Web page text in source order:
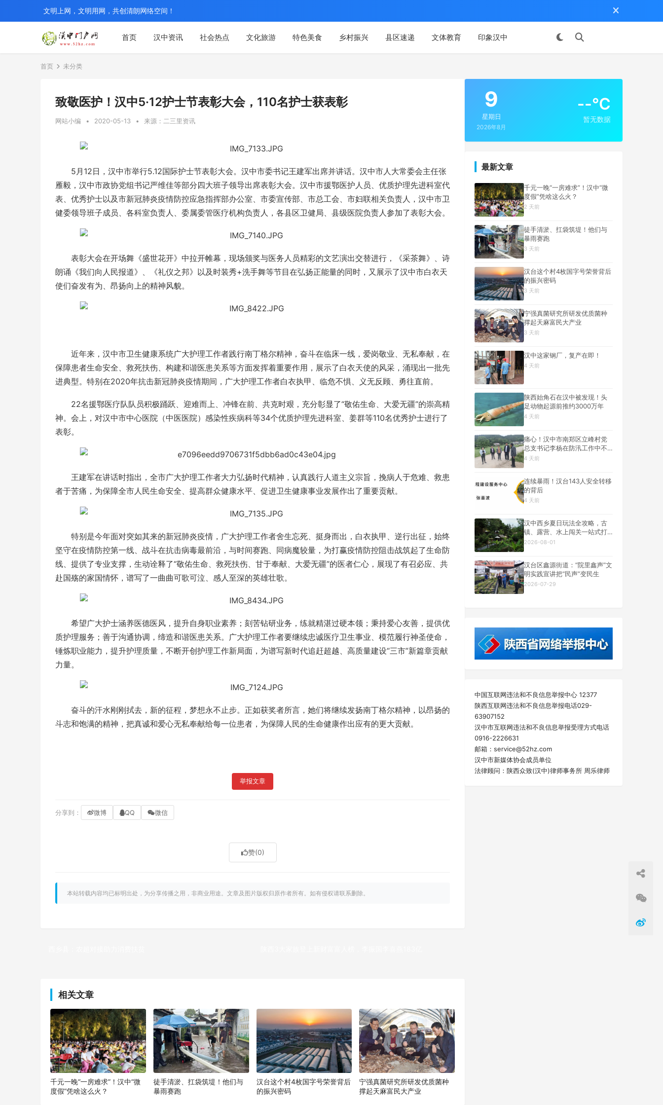
首页 汉中资讯 社会热点 文化旅游 特色美食 乡村振兴 县区速递 文体教育 印象汉中
文明上网，文明用网，共创清朗网络空间！
首页 未分类
致敬医护！汉中5·12护士节表彰大会，110名护士获表彰
网站小编 • 2020-05-13 • 来源：二三里资讯
5月12日，汉中市举行5.12国际护士节表彰大会。汉中市委书记王建军出席并讲话。汉中市人大常委会主任张
雁毅，汉中市政协党组书记严维佳等部分四大班子领导出席表彰大会。汉中市援鄂医护人员、优质护理先进科室代
表、优秀护士以及市新冠肺炎疫情防控应急指挥部办公室、市委宣传部、市总工会、市妇联相关负责人，汉中市卫
健委领导班子成员、各科室负责人、委属委管医疗机构负责人，各县区卫健局、县级医院负责人参加了表彰大会。
表彰大会在开场舞《盛世花开》中拉开帷幕，现场颁奖与医务人员精彩的文艺演出交替进行，《采茶舞》、诗
朗诵《我们向人民报道》、《礼仪之邦》以及时装秀+洗手舞等节目在弘扬正能量的同时，又展示了汉中市白衣天
使们奋发有为、昂扬向上的精神风貌。
近年来，汉中市卫生健康系统广大护理工作者践行南丁格尔精神，奋斗在临床一线，爱岗敬业、无私奉献，在
保障患者生命安全、救死扶伤、构建和谐医患关系等方面发挥着重要作用，展示了白衣天使的风采，涌现出一批先
进典型。特别在2020年抗击新冠肺炎疫情期间，广大护理工作者白衣执甲、临危不惧、义无反顾、勇往直前。
22名援鄂医疗队队员积极踊跃、迎难而上、冲锋在前、共克时艰，充分彰显了“敬佑生命、大爱无疆”的崇高精
神。会上，对汉中市中心医院（中医医院）感染性疾病科等34个优质护理先进科室、姜群等110名优秀护士进行了
表彰。
王建军在讲话时指出，全市广大护理工作者大力弘扬时代精神，认真践行人道主义宗旨，挽病人于危难、救患
者于苦痛，为保障全市人民生命安全、提高群众健康水平、促进卫生健康事业发展作出了重要贡献。
特别是今年面对突如其来的新冠肺炎疫情，广大护理工作者舍生忘死、挺身而出，白衣执甲、逆行出征，始终
坚守在疫情防控第一线、战斗在抗击病毒最前沿，与时间赛跑、同病魔较量，为打赢疫情防控阻击战筑起了生命防
线、提供了专业支撑，生动诠释了“敬佑生命、救死扶伤、甘于奉献、大爱无疆”的医者仁心，展现了有召必应、共
赴国殇的家国情怀，谱写了一曲曲可歌可泣、感人至深的英雄壮歌。
希望广大护士涵养医德医风，提升自身职业素养；刻苦钻研业务，练就精湛过硬本领；秉持爱心友善，提供优
质护理服务；善于沟通协调，缔造和谐医患关系。广大护理工作者要继续忠诚医疗卫生事业、模范履行神圣使命，
锤炼职业能力，提升护理质量，不断开创护理工作新局面，为谱写新时代追赶超越、高质量建设“三市”新篇章贡献
力量。
奋斗的汗水刚刚拭去，新的征程，梦想永不止步。正如获奖者所言，她们将继续发扬南丁格尔精神，以昂扬的
斗志和饱满的精神，把真诚和爱心无私奉献给每一位患者，为保障人民的生命健康作出应有的更大贡献。
举报文章
分享到： 微博 QQ 微信
赞(0)
本站转载内容均已标明出处，为分享传播之用，非商业用途。文章及图片版权归原作者所有。如有侵权请联系删除。
相关文章
千元一晚“一房难求”！汉中“微
度假”凭啥这么火？
徒手清淤、扛袋筑堤！他们与
暴雨赛跑
汉台这个村4枚国字号荣誉背后
的振兴密码
宁强真菌研究所研发优质菌种
撑起天麻富民大产业
9
星期日
2026年8月
--°C
暂无数据
最新文章
千元一晚“一房难求”！汉中“微
度假”凭啥这么火？
2 天前
徒手清淤、扛袋筑堤！他们与
暴雨赛跑
3 天前
汉台这个村4枚国字号荣誉背后
的振兴密码
3 天前
宁强真菌研究所研发优质菌种
撑起天麻富民大产业
3 天前
汉中这家钢厂，复产在即！
4 天前
陕西始角石在汉中被发现！头
足动物起源前推约3000万年
4 天前
痛心！汉中市南郑区立峰村党
总支书记李杨在防汛工作中不
幸遇难
4 天前
连续暴雨！汉台143人安全转移
的背后
4 天前
汉中西乡夏日玩法全攻略，古
镇、露营、水上闯关一站式打
卡
2026-08-01
汉台区鑫源街道：“院里鑫声”文
明实践宣讲把“民声”变民生
2026-07-29
中国互联网违法和不良信息举报中心 12377
陕西互联网违法和不良信息举报电话029-
63907152
汉中市互联网违法和不良信息举报受理方式电话
0916-2226631
邮箱：service@52hz.com
汉中市新媒体协会成员单位
法律顾问：陕西众致(汉中)律师事务所 周乐律师